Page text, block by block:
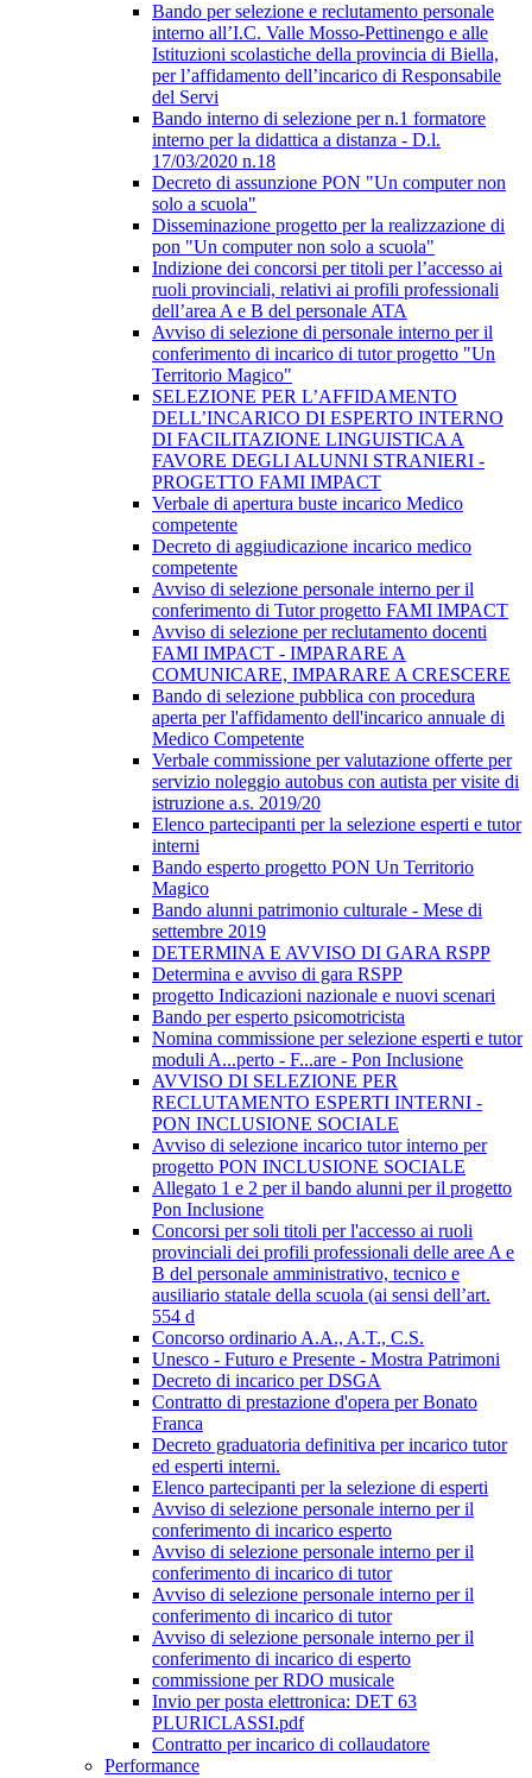
Bando per selezione e reclutamento personale
interno all’I.C. Valle Mosso-Pettinengo e alle
Istituzioni scolastiche della provincia di Biella,
per l’affidamento dell’incarico di Responsabile
del Servi
Bando interno di selezione per n.1 formatore
interno per la didattica a distanza - D.l.
17/03/2020 n.18
Decreto di assunzione PON "Un computer non
solo a scuola"
Disseminazione progetto per la realizzazione di
pon "Un computer non solo a scuola"
Indizione dei concorsi per titoli per l’accesso ai
ruoli provinciali, relativi ai profili professionali
dell’area A e B del personale ATA
Avviso di selezione di personale interno per il
conferimento di incarico di tutor progetto "Un
Territorio Magico"
SELEZIONE PER L’AFFIDAMENTO
DELL’INCARICO DI ESPERTO INTERNO
DI FACILITAZIONE LINGUISTICA A
FAVORE DEGLI ALUNNI STRANIERI -
PROGETTO FAMI IMPACT
Verbale di apertura buste incarico Medico
competente
Decreto di aggiudicazione incarico medico
competente
Avviso di selezione personale interno per il
conferimento di Tutor progetto FAMI IMPACT
Avviso di selezione per reclutamento docenti
FAMI IMPACT - IMPARARE A
COMUNICARE, IMPARARE A CRESCERE
Bando di selezione pubblica con procedura
aperta per l'affidamento dell'incarico annuale di
Medico Competente
Verbale commissione per valutazione offerte per
servizio noleggio autobus con autista per visite di
istruzione a.s. 2019/20
Elenco partecipanti per la selezione esperti e tutor
interni
Bando esperto progetto PON Un Territorio
Magico
Bando alunni patrimonio culturale - Mese di
settembre 2019
DETERMINA E AVVISO DI GARA RSPP
Determina e avviso di gara RSPP
progetto Indicazioni nazionale e nuovi scenari
Bando per esperto psicomotricista
Nomina commissione per selezione esperti e tutor
moduli A...perto - F...are - Pon Inclusione
AVVISO DI SELEZIONE PER
RECLUTAMENTO ESPERTI INTERNI -
PON INCLUSIONE SOCIALE
Avviso di selezione incarico tutor interno per
progetto PON INCLUSIONE SOCIALE
Allegato 1 e 2 per il bando alunni per il progetto
Pon Inclusione
Concorsi per soli titoli per l'accesso ai ruoli
provinciali dei profili professionali delle aree A e
B del personale amministrativo, tecnico e
ausiliario statale della scuola (ai sensi dell’art.
554 d
Concorso ordinario A.A., A.T., C.S.
Unesco - Futuro e Presente - Mostra Patrimoni
Decreto di incarico per DSGA
Contratto di prestazione d'opera per Bonato
Franca
Decreto graduatoria definitiva per incarico tutor
ed esperti interni.
Elenco partecipanti per la selezione di esperti
Avviso di selezione personale interno per il
conferimento di incarico esperto
Avviso di selezione personale interno per il
conferimento di incarico di tutor
Avviso di selezione personale interno per il
conferimento di incarico di tutor
Avviso di selezione personale interno per il
conferimento di incarico di esperto
commissione per RDO musicale
Invio per posta elettronica: DET 63
PLURICLASSI.pdf
Contratto per incarico di collaudatore
Performance